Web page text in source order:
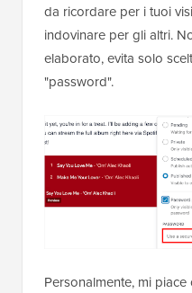
da ricordare per i tuoi
indovinare per gli altri.
elaborato, evita solo
"password".
Personalmente, mi